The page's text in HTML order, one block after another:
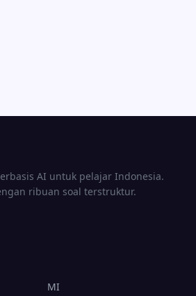
AI untuk pelajar Indonesia.
ribuan soal terstruktur.
MI